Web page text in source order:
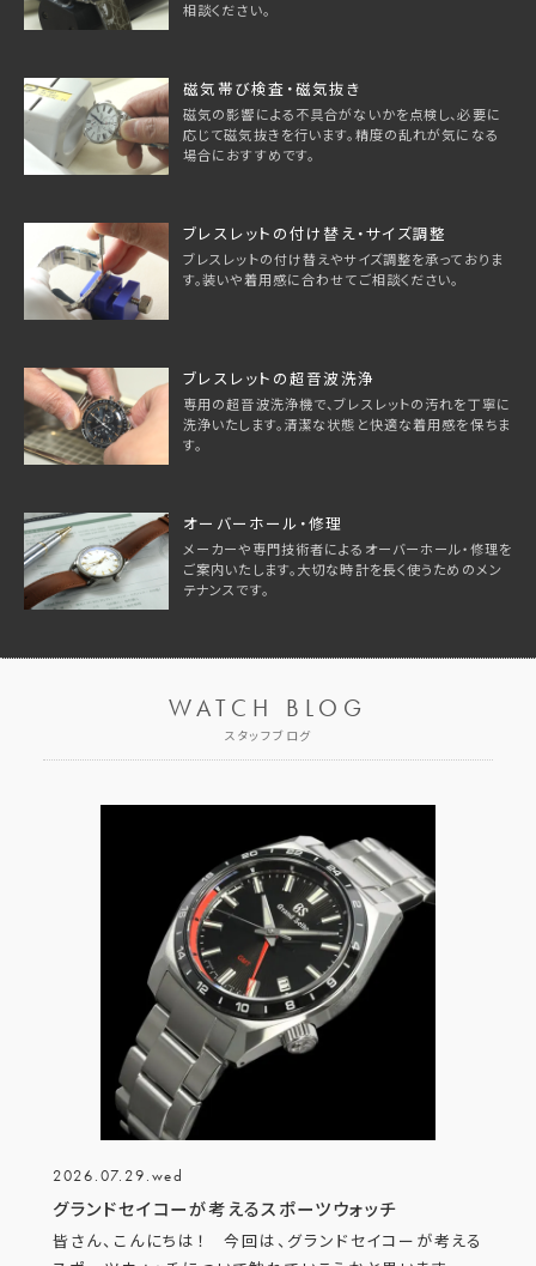
相談ください。
磁気帯び検査・磁気抜き
磁気の影響による不具合がないかを点検し、必要に
応じて磁気抜きを行います。精度の乱れが気になる
場合におすすめです。
ブレスレットの付け替え・サイズ調整
ブレスレットの付け替えやサイズ調整を承っておりま
す。装いや着用感に合わせてご相談ください。
ブレスレットの超音波洗浄
専用の超音波洗浄機で、ブレスレットの汚れを丁寧に
洗浄いたします。清潔な状態と快適な着用感を保ちま
す。
オーバーホール・修理
メーカーや専門技術者によるオーバーホール・修理を
ご案内いたします。大切な時計を長く使うためのメン
テナンスです。
WATCH BLOG
スタッフブログ
2026.07.29.wed
グランドセイコーが考えるスポーツウォッチ
皆さん、こんにちは！ 今回は、グランドセイコーが考える